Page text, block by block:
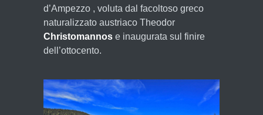
d’Ampezzo , voluta dal facoltoso greco
naturalizzato austriaco Theodor
Christomannos e inaugurata sul finire
dell’ottocento.